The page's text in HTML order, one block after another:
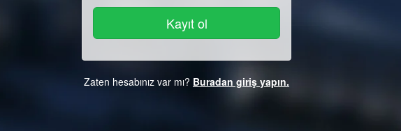
Zaten hesabınız var mı? Buradan giriş yapın.